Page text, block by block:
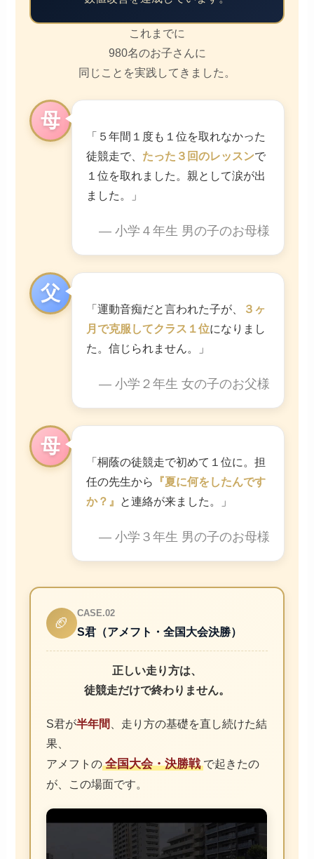
これまでに
980名のお子さんに
同じことを実践してきました。
母
「５年間１度も１位を取れなかった
徒競走で、 たった３回のレッスンで
１位を取れました。親として涙が出
ました。」
— 小学４年生 男の子のお母様
父
「運動音痴だと言われた子が、
３ヶ
月で克服してクラス１位になりまし
た。信じられません。」
— 小学２年生 女の子のお父様
母
「桐蔭の徒競走で初めて１位に。担
任の先生から
『夏に何をしたんです
か？』 と連絡が来ました。」
— 小学３年生 男の子のお母様
🏈
CASE.02
S君（アメフト・全国大会決勝）
正しい走り方は、
徒競走だけで終わりません。
S君が半年間
、走り方の基礎を直し続けた結
果、
アメフトの 全国大会・決勝戦 で起きたの
が、この場面です。